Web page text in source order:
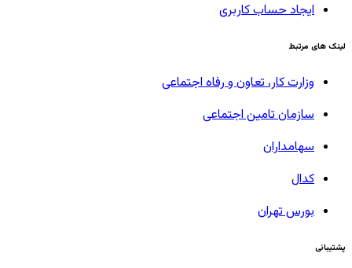
ایجاد حساب کاربری
لینک های مرتبط
وزارت کار، تعاون و رفاه اجتماعی
سازمان تامین اجتماعی
سهامداران
کدال
بورس تهران
پشتیبانی